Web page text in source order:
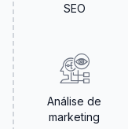
SEO
Análise de
marketing